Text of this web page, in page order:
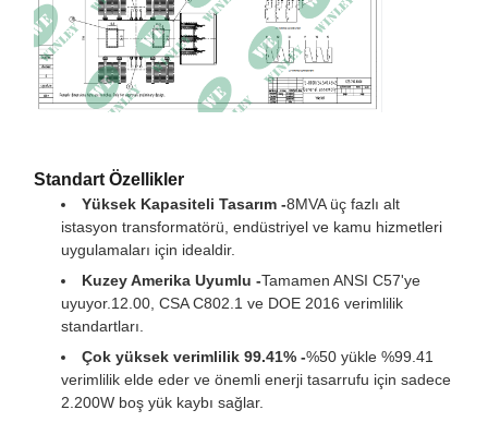
Tam yük kaybı (watta)
%100
23450 watt
Boyutlar* 83 L x 75 D x 75 W
Standart Özellikler
Yüksek Kapasiteli Tasarım -8MVA üç fazlı alt
istasyon transformatörü, endüstriyel ve kamu hizmetleri
uygulamaları için idealdir.
Kuzey Amerika Uyumlu -Tamamen ANSI C57'ye
uyuyor.12.00, CSA C802.1 ve DOE 2016 verimlilik
standartları.
Çok yüksek verimlilik 99.41% -%50 yükle %99.41
verimlilik elde eder ve önemli enerji tasarrufu için sadece
2.200W boş yük kaybı sağlar.